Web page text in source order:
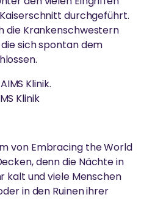
Mensch soll ohne Angst
können
durchgeführt.
die Krankenschwestern
sich spontan dem
Klinik
von Embracing the World
denn die Nächte in
kalt und viele Menschen
in den Ruinen ihrer